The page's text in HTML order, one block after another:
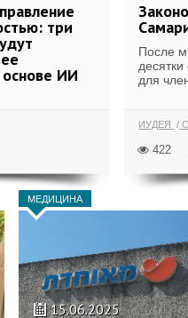
три
ИИ
После
для
ИУДЕЯ
422
МЕДИЦИНА
15.06.2025